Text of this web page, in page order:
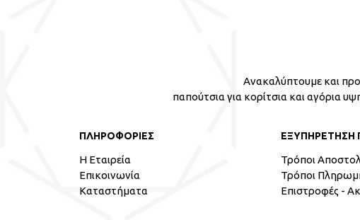
Ανακαλύπτουμε και
παπούτσια για κορίτσια και αγόρια
ΠΛΗΡΟΦΟΡΙΕΣ
Η Εταιρεία
Επικοινωνία
Καταστήματα
ΕΞΥΠΗΡΕΤΗΣΗ
Τρόποι
Τρόποι
Επιστροφές -